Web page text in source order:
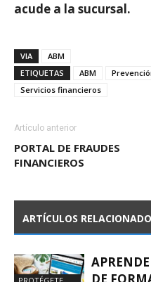
acude a la sucursal.
VIA
ABM
ETIQUETAS
ABM
Servicios financieros
Artículo anterior
PORTAL DE FRAUDES
FINANCIEROS
ARTÍCULOS